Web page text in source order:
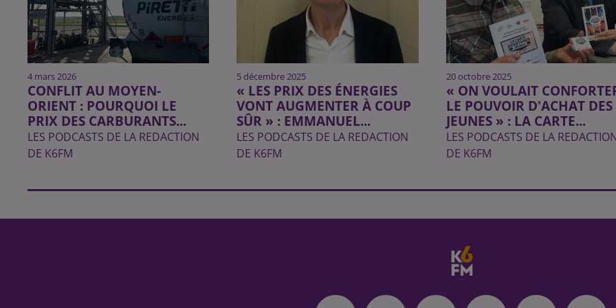
4 mars 2026
CONFLIT AU MOYEN-
ORIENT : POURQUOI LE
PRIX DES CARBURANTS...
LES PODCASTS DE LA REDACTION
DE K6FM
5 décembre 2025
« LES PRIX DES ÉNERGIES
VONT AUGMENTER À COUP
SÛR » : EMMANUEL...
LES PODCASTS DE LA REDACTION
DE K6FM
20 octobre 2025
« ON VOULAIT
LE POUVOIR D'ACHAT DES
JEUNES » : LA CARTE...
LES PODCASTS DE LA
DE K6FM